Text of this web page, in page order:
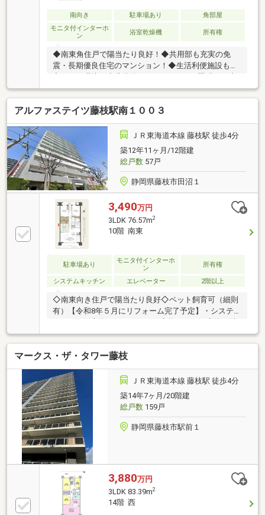
南向き 駐車場あり
角部屋
モニタ付インターホ
ン
浴室乾燥機 所有権
◆南東角住戸で陽当たり良好！◆共用部も充実の免
震・長期優良住宅のマンション！◆生活利便施設も充
防犯モデルマンション
アルファステイツ藤枝駅南１００３
ＪＲ東海道本線 藤枝駅 徒歩4分
築12年11ヶ月/12階建
総戸数57戸
静岡県藤枝市田沼１
3,490万円
3LDK 76.57m2
10階 南東
駐車場あり
モニタ付インターホ
ン
所有権
システムキッチン エレベーター 2階以上
◇南東向き住戸で陽当たり良好◇ペット飼育可（細則
有）【令和8年５月にリフォーム完了予定】・システ
面化粧台交換・クロス全室貼替・床材貼替・畳表替・
襖貼替・ハウスクリーニング
マークス・ザ・タワー藤枝
ＪＲ東海道本線 藤枝駅 徒歩4分
築14年7ヶ月/20階建
総戸数159戸
静岡県藤枝市駅前１
3,880万円
3LDK 83.39m2
14階 西